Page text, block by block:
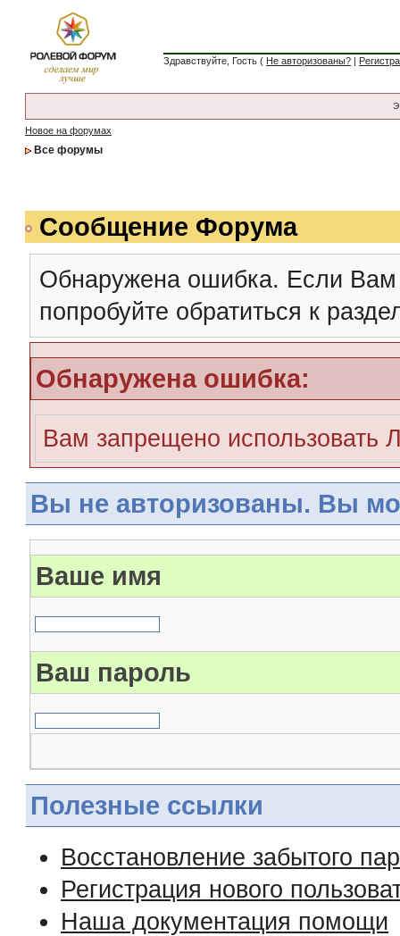
Здравствуйте, Гость ( Не авторизованы? |
Новое на форумах
Все форумы
Сообщение Форума
Обнаружена ошибка. Если
попробуйте обратиться к
Обнаружена ошибка:
Вам запрещено
Вы не авторизованы. Вы
Ваше имя
Ваш пароль
Полезные ссылки
Восстановление забытого
Регистрация нового
Наша документация помощи